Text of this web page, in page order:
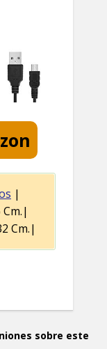
|
Cm.|
Cm.|
sobre este